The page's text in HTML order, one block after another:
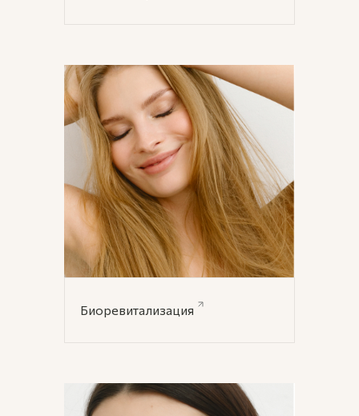
Биоревитализация